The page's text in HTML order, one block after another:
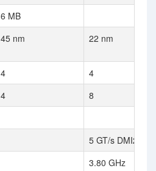
6 MB
45 nm 22 nm
4
4
4
8
5 GT/s DMI2
3.80 GHz